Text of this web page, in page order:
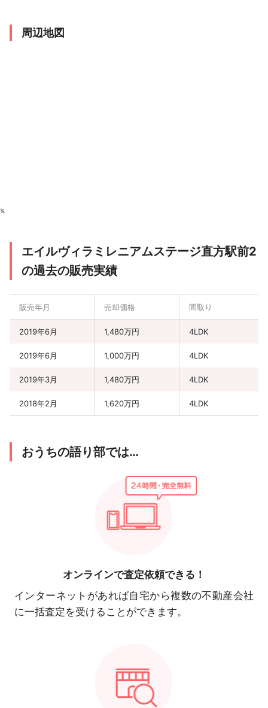
周辺地図
%
エイルヴィラミレニアムステージ直方駅前2
の過去の販売実績
販売年月 売却価格 間取り
2019年6月 1,480万円 4LDK
2019年6月 1,000万円 4LDK
2019年3月 1,480万円 4LDK
2018年2月 1,620万円 4LDK
おうちの語り部では…
オンラインで査定依頼できる！
インターネットがあれば自宅から複数の不動産会社
に一括査定を受けることができます。